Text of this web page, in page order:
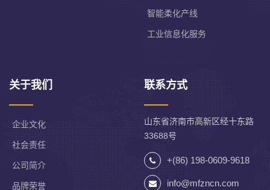
智能柔化产线
工业信息化服务
关于我们
企业文化
社会责任
公司简介
品牌荣誉
联系方式
山东省济南市高新区经十东路
33688号
+(86) 198-0609-9618
info@mfzncn.com